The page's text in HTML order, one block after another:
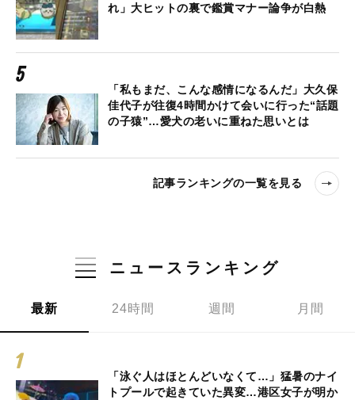
れ」大ヒットの裏で鑑賞マナー論争が白熱
「私もまだ、こんな感情になるんだ」大久保
佳代子が往復4時間かけて会いに行った“話題
の子猿”…愛犬の老いに重ねた思いとは
記事ランキングの一覧を見る
ニュースランキング
最新 24時間 週間 月間
「泳ぐ人はほとんどいなくて…」猛暑のナイ
トプールで起きていた異変…港区女子が明か